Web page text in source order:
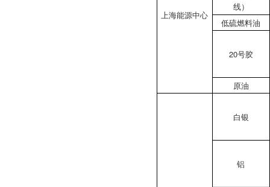
上海能源中心
线）
低硫燃料油
20号胶
原油
白银
铝